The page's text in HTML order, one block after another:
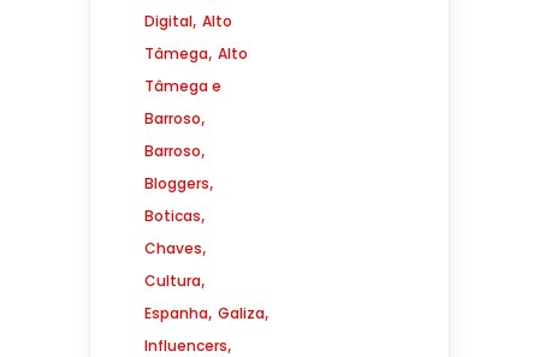
Digital, Alto
Tâmega, Alto
Tâmega e
Barroso,
Barroso,
Bloggers,
Boticas,
Chaves,
Cultura,
Espanha, Galiza,
Influencers,